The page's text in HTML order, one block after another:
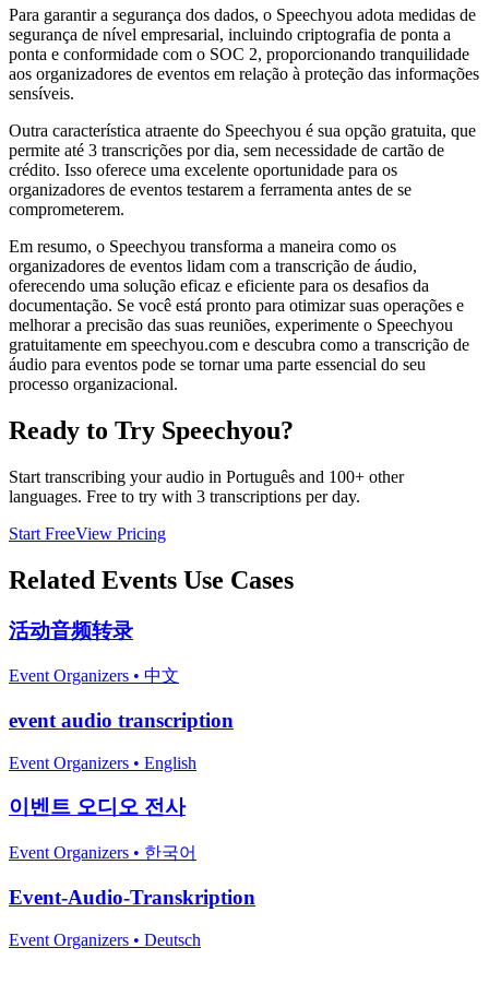
Para garantir a segurança dos dados, o Speechyou adota medidas de
segurança de nível empresarial, incluindo criptografia de ponta a
ponta e conformidade com o SOC 2, proporcionando tranquilidade
aos organizadores de eventos em relação à proteção das informações
sensíveis.
Outra característica atraente do Speechyou é sua opção gratuita, que
permite até 3 transcrições por dia, sem necessidade de cartão de
crédito. Isso oferece uma excelente oportunidade para os
organizadores de eventos testarem a ferramenta antes de se
comprometerem.
Em resumo, o Speechyou transforma a maneira como os
organizadores de eventos lidam com a transcrição de áudio,
oferecendo uma solução eficaz e eficiente para os desafios da
documentação. Se você está pronto para otimizar suas operações e
melhorar a precisão das suas reuniões, experimente o Speechyou
gratuitamente em speechyou.com e descubra como a transcrição de
áudio para eventos pode se tornar uma parte essencial do seu
processo organizacional.
Ready to Try Speechyou?
Start transcribing your audio in Português and 100+ other
languages. Free to try with 3 transcriptions per day.
Start FreeView Pricing
Related Events Use Cases
活动音频转录
Event Organizers • 中文
event audio transcription
Event Organizers • English
이벤트 오디오 전사
Event Organizers • 한국어
Event-Audio-Transkription
Event Organizers • Deutsch